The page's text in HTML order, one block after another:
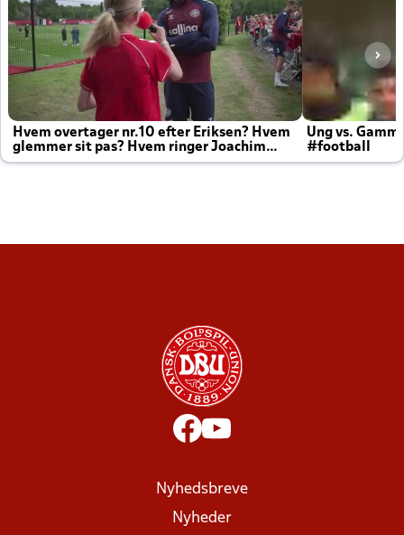
Hvem overtager nr.10 efter Eriksen? Hvem
glemmer sit pas? Hvem ringer Joachim
altid til efter kampe?
Ung vs.
#football
Nyhedsbreve
Nyheder